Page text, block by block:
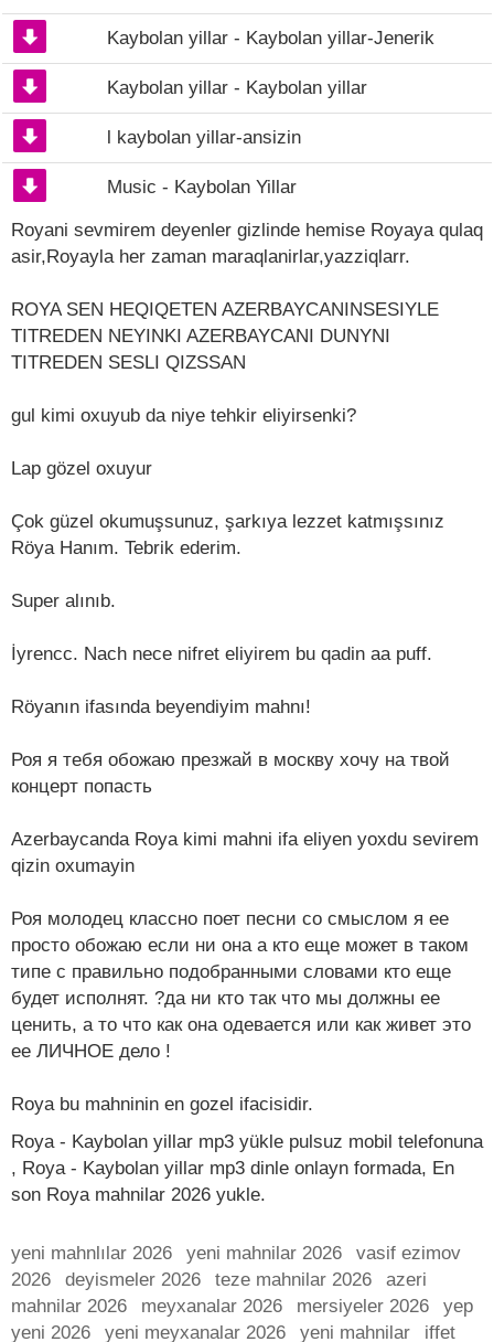
Kaybolan yillar - Kaybolan yillar-Jenerik
Kaybolan yillar - Kaybolan yillar
l kaybolan yillar-ansizin
Music - Kaybolan Yillar
Royani sevmirem deyenler gizlinde hemise Royaya qulaq
asir,Royayla her zaman maraqlanirlar,yazziqlarr.
ROYA SEN HEQIQETEN AZERBAYCANINSESIYLE
TITREDEN NEYINKI AZERBAYCANI DUNYNI
TITREDEN SESLI QIZSSAN
gul kimi oxuyub da niye tehkir eliyirsenki?
Lap gözel oxuyur
Çok güzel okumuşsunuz, şarkıya lezzet katmışsınız
Röya Hanım. Tebrik ederim.
Super alınıb.
İyrencc. Nach nece nifret eliyirem bu qadin aa puff.
Röyanın ifasında beyendiyim mahnı!
Роя я тебя обожаю презжай в москву хочу на твой
концерт попасть
Azerbaycanda Roya kimi mahni ifa eliyen yoxdu sevirem
qizin oxumayin
Роя молодец классно поет песни со смыслом я ее
просто обожаю если ни она а кто еще может в таком
типе с правильно подобранными словами кто еще
будет исполнят. ?да ни кто так что мы должны ее
ценить, а то что как она одевается или как живет это
ее ЛИЧНОЕ дело !
Roya bu mahninin en gozel ifacisidir.
Roya - Kaybolan yillar mp3 yükle pulsuz mobil telefonuna
, Roya - Kaybolan yillar mp3 dinle onlayn formada, En
son Roya mahnilar 2026 yukle.
yeni mahnlılar 2026 yeni mahnilar 2026
vasif ezimov
2026
deyismeler 2026 teze mahnilar 2026
azeri
mahnilar 2026
meyxanalar 2026 mersiyeler 2026
yep
yeni 2026
yeni meyxanalar 2026 yeni mahnilar iffet